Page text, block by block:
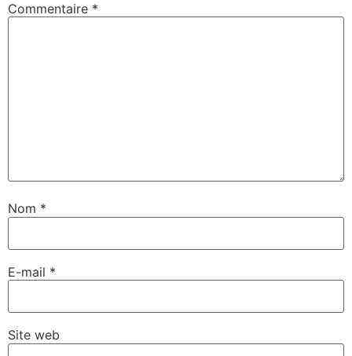
Commentaire *
Nom *
E-mail *
Site web